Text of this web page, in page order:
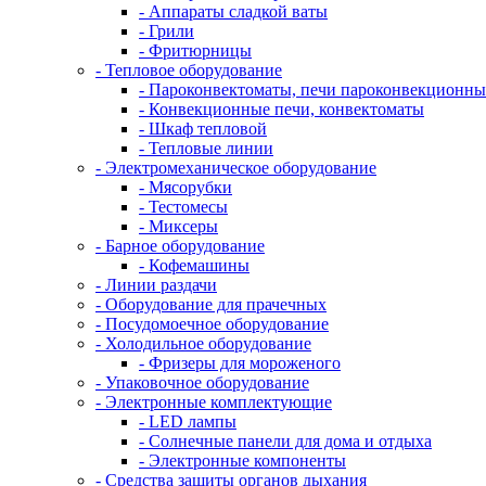
- Аппараты сладкой ваты
- Грили
- Фритюрницы
- Тепловое оборудование
- Пароконвектоматы, печи
- Конвекционные печи, конвектоматы
- Шкаф тепловой
- Тепловые линии
- Электромеханическое оборудование
- Мясорубки
- Тестомесы
- Миксеры
- Барное оборудование
- Кофемашины
- Линии раздачи
- Оборудование для прачечных
- Посудомоечное оборудование
- Холодильное оборудование
- Фризеры для мороженого
- Упаковочное оборудование
- Электронные комплектующие
- LED лампы
- Солнечные панели для дома и отдыха
- Электронные компоненты
- Средства защиты органов дыхания